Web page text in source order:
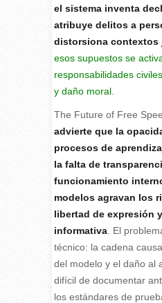
el sistema inventa
atribuye delitos a
distorsiona contextos
esos supuestos se
responsabilidades
y daño moral.
The Future of Free
advierte que la
procesos de
la falta de
funcionamiento
modelos agravan los
libertad de expresión
informativa. El
técnico: la cadena
del modelo y el daño al
difícil de documentar
los estándares de